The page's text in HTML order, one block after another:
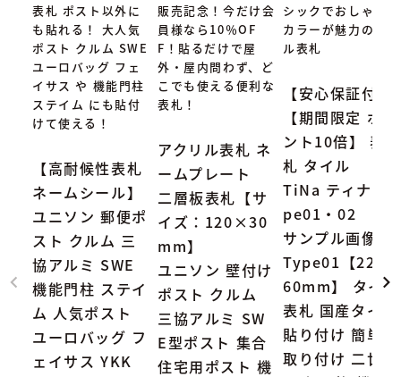
表札 ポスト以外に
も貼れる！ 大人気
ポスト クルム SWE
ユーロバッグ フェ
イサス や 機能門柱
ステイム にも貼付
けて使える！
【高耐候性表札
ネームシール】
ユニソン 郵便ポ
スト クルム 三
協アルミ SWE
機能門柱 ステイ
ム 人気ポスト
ユーロバッグ フ
ェイサス YKK
販売記念！今だけ会
員様なら10％OF
F！貼るだけで屋
外・屋内問わず、ど
こでも使える便利な
表札！
アクリル表札 ネ
ームプレート
二層板表札【サ
イズ：120×30
mm】
ユニソン 壁付け
ポスト クルム
三協アルミ SW
E型ポスト 集合
住宅用ポスト 機
シックでおしゃれな
カラーが魅力のタイ
ル表札
【安心保証付】
【期間限定 ポイ
ント10倍】 表
札 タイル
TiNa ティナ Ty
pe01・02
サンプル画像：
Type01【227×
60mm】 タイル
表札 国産タイル
貼り付け 簡単
取り付け 二世帯